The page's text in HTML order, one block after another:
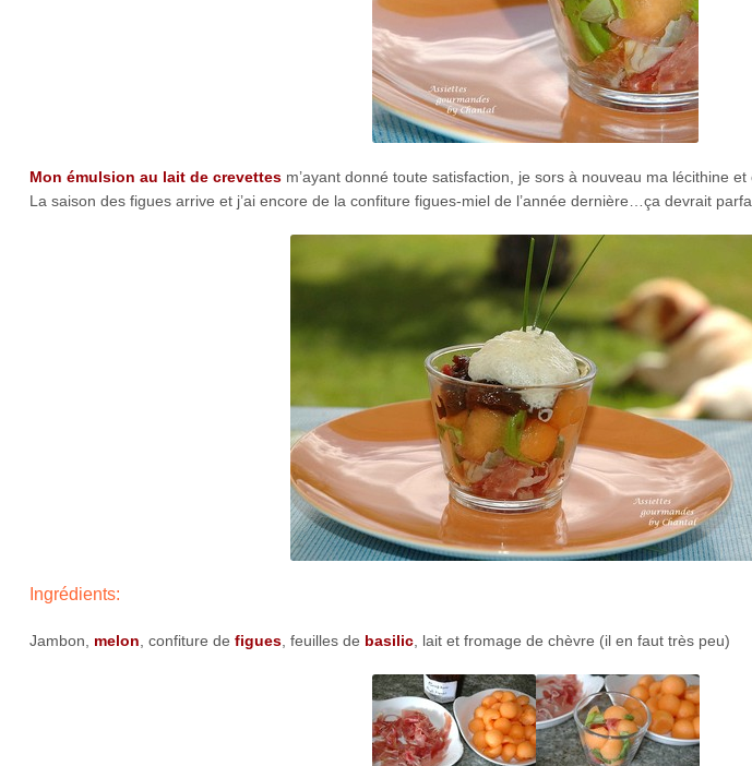
Mon émulsion au lait de crevettes m’ayant donné toute satisfaction, je sors à nouveau ma lécithine
La saison des figues arrive et j’ai encore de la confiture figues-miel de l’année dernière…ça devrait
Ingrédients:
Jambon, melon, confiture de figues, feuilles de basilic, lait et fromage de chèvre (il en faut très peu)